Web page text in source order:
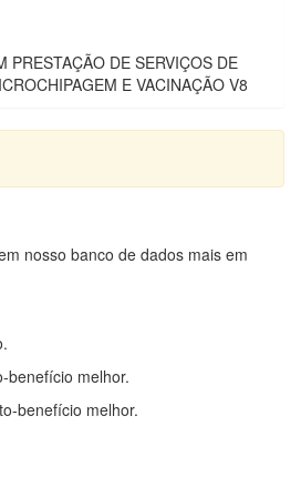
DE SERVIÇOS DE
E VACINAÇÃO V8
nosso banco de dados mais em
benefício melhor.
benefício melhor.